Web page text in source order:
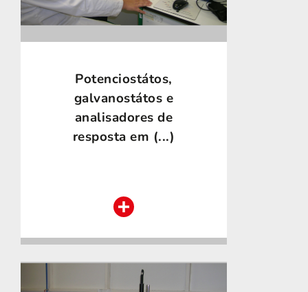
Potenciostátos,
galvanostátos e
analisadores de
resposta em (...)